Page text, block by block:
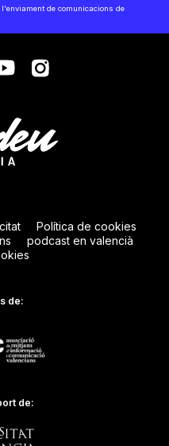
de comunicacions de
Política de cookies
podcast en valencià
de:
de: